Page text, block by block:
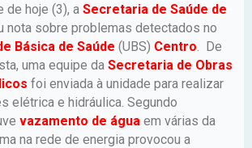
de hoje (3), a Secretaria de Saúde de
nota sobre problemas detectados no
Básica de Saúde (UBS) Centro. De
uma equipe da Secretaria de Obras
foi enviada à unidade para realizar
elétrica e hidráulica. Segundo
vazamento de água em várias da
na rede de energia provocou a